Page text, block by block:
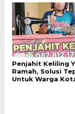
Penjahit Keliling
Ramah, Solusi
Untuk Warga